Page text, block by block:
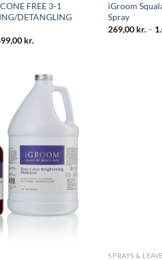
FREE 3-1
DETANGLING
kr.
iGroom
Spray
269,00 kr. –
SPRAYS &